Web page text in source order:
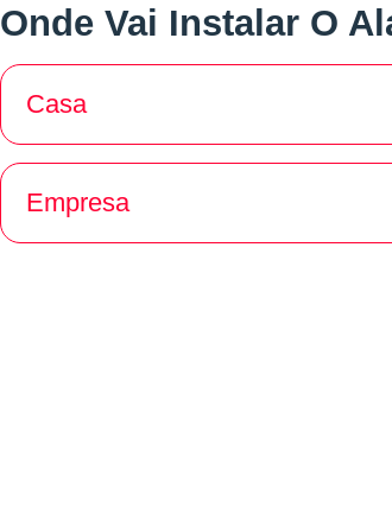
Onde Vai Instalar O
Casa
Empresa